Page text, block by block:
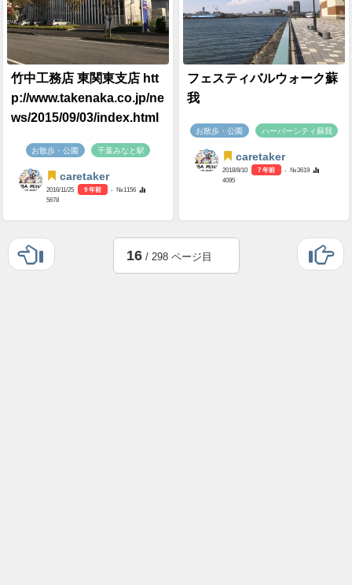
竹中工務店 東関東支店 htt
p://www.takenaka.co.jp/ne
ws/2015/09/03/index.html
お散歩・公園 千葉みなと駅
caretaker
2016/11/25 9 年前
- №1156
5678
フェスティバルウォーク蘇
我
お散歩・公園 ハーバーシティ蘇我
caretaker
2018/8/10 7 年前
- №3619
4095
16/ 298 ページ目